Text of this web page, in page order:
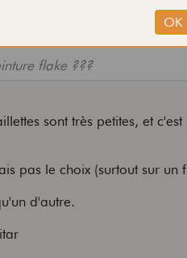
flake ???
sont très petites, et c'est
pas le choix (surtout sur un
d'autre.